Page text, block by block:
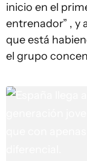
inicio en el
entrenador” , y
que está
el grupo